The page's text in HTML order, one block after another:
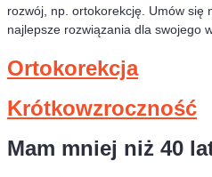
rozwój, np. ortokorekcję . Umów
najlepsze rozwiązania dla swojego
Ortokorekcja
Krótkowzroczność
Mam mniej niż 40